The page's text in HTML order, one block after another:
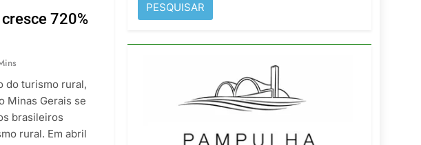
em dezembro
720%
do turismo rural,
Minas Gerais se
brasileiros
rural. Em abril